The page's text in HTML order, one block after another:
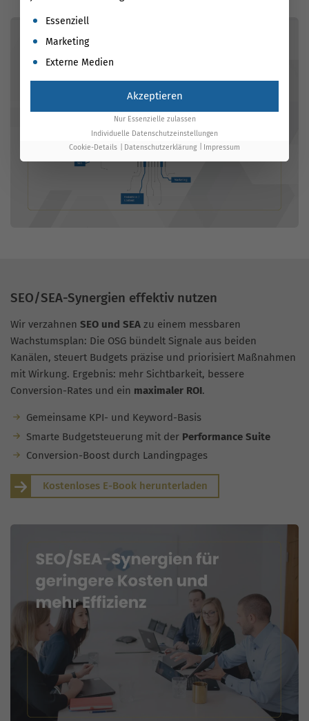
SEO/SEA-Synergien effektiv nutzen
Wir verzahnen SEO und SEA zu einem messbaren
Wachstumsplan: Die OSG bündelt Signale aus beiden
Kanälen, steuert Budgets präzise und priorisiert Maßnahmen
mit Wirkung. Ergebnis: mehr Sichtbarkeit, bessere
Conversion-Rates und ein maximaler ROI.
Gemeinsame KPI- und Keyword-Basis
Smarte Budgetsteuerung mit der Performance Suite
Conversion-Boost durch Landingpages
Kostenloses E-Book herunterladen
Es folgt eine Liste der Service-Gruppen, für die eine
Essenziell
Marketing
Externe Medien
Akzeptieren
Nur Essenzielle zulassen
Individuelle Datenschutzeinstellungen
Cookie-Details
Datenschutzerklärung Impressum